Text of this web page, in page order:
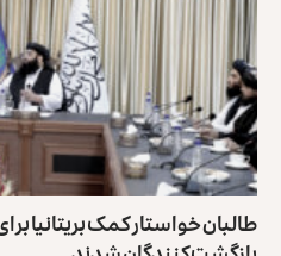
طالبان خواستار کمک بریتانیا